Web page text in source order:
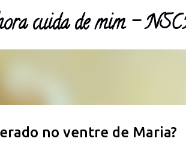
cuida de mim -
no ventre de Maria?